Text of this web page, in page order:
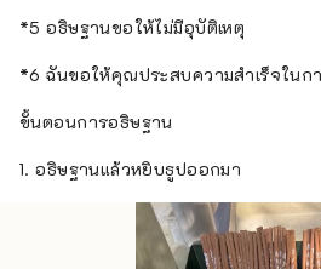
*5 อธิษฐานขอให้ไม่มีอุบัติเหตุ
*6 ฉันขอให้คุณประสบความสำเร็จในก
ขั้นตอนการอธิษฐาน
1. อธิษฐานแล้วหยิบธูปออกมา